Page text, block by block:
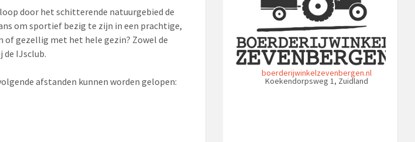
door het schitterende natuurgebied de
om sportief bezig te zijn in een prachtige,
of gezellig met het hele gezin? Zowel de
IJsclub.
afstanden kunnen worden gelopen:
boerderijwinkelzevenbergen.nl
Koekendorpsweg 1, Zuidland